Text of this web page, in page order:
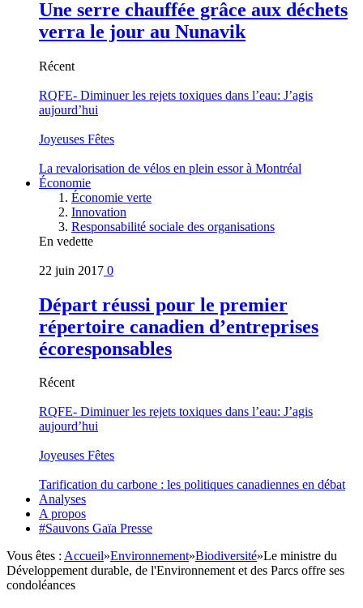
Une serre chauffée grâce aux déchets
verra le jour au Nunavik
Récent
RQFE- Diminuer les rejets toxiques dans l’eau: J’agis
aujourd’hui
Joyeuses Fêtes
La revalorisation de vélos en plein essor à Montréal
Économie
Économie verte
Innovation
Responsabilité sociale des organisations
En vedette
22 juin 2017 0
Départ réussi pour le premier
répertoire canadien d’entreprises
écoresponsables
Récent
RQFE- Diminuer les rejets toxiques dans l’eau: J’agis
aujourd’hui
Joyeuses Fêtes
Tarification du carbone : les politiques canadiennes en débat
Analyses
A propos
#Sauvons Gaïa Presse
Vous êtes : Accueil»Environnement»Biodiversité»Le ministre du
Développement durable, de l'Environnement et des Parcs offre ses
condoléances